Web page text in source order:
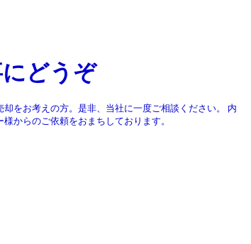
どうぞ
却をお考えの方。是非、当社に一度ご相談ください。 内
からのご依頼をおまちしております。